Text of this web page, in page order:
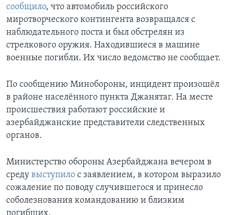
сообщило, что автомобиль российского
миротворческого контингента возвращался с
наблюдательного поста и был обстрелян из
стрелкового оружия. Находившиеся в машине
военные погибли. Их число ведомство не сообщает.
По сообщению Минобороны, инцидент произошёл
в районе населённого пункта Джанятаг. На месте
происшествия работают российские и
азербайджанские представители следственных
органов.
Министерство обороны Азербайджана вечером в
среду выступило с заявлением, в котором выразило
сожаление по поводу случившегося и принесло
соболезнования командованию и близким